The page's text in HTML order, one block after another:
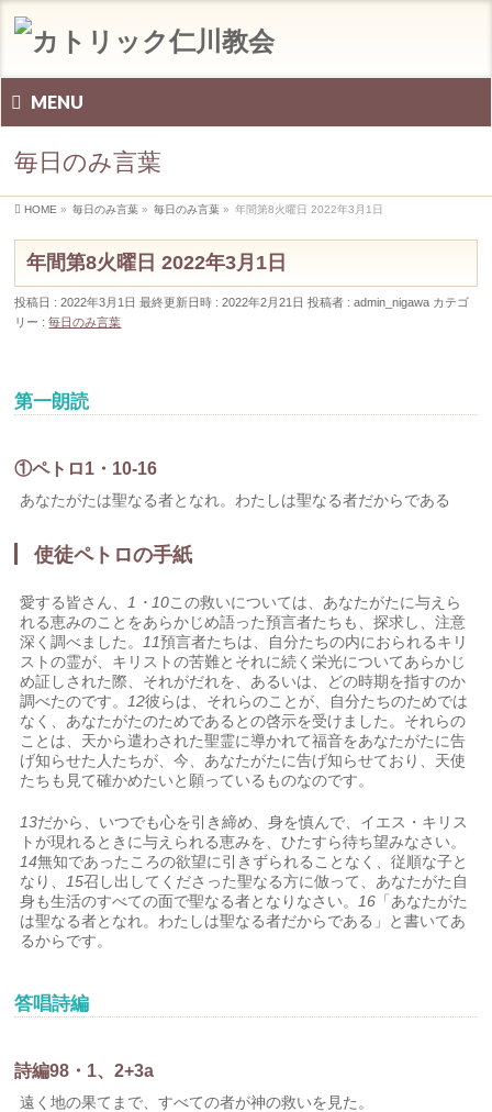
MENU
毎日のみ言葉
HOME » 毎日のみ言葉 » 毎日のみ言葉 » 年間第8火曜日 2022年3月1日
年間第8火曜日 2022年3月1日
投稿日 : 2022年3月1日 最終更新日時 : 2022年2月21日 投稿者 :admin_nigawa カテゴ
リー :毎日のみ言葉
第一朗読
①ペトロ1・10-16
あなたがたは聖なる者となれ。わたしは聖なる者だからである
使徒ペトロの手紙
愛する皆さん、 1・10この救いについては、あなたがたに与えら
れる恵みのことをあらかじめ語った預言者たちも、探求し、注意
深く調べました。 11預言者たちは、自分たちの内におられるキリ
ストの霊が、キリストの苦難とそれに続く栄光についてあらかじ
め証しされた際、それがだれを、あるいは、どの時期を指すのか
調べたのです。 12彼らは、それらのことが、自分たちのためでは
なく、あなたがたのためであるとの啓示を受けました。それらの
ことは、天から遣わされた聖霊に導かれて福音をあなたがたに告
げ知らせた人たちが、今、あなたがたに告げ知らせており、天使
たちも見て確かめたいと願っているものなのです。
13だから、いつでも心を引き締め、身を慎んで、イエス・キリス
トが現れるときに与えられる恵みを、ひたすら待ち望みなさい。
14無知であったころの欲望に引きずられることなく、従順な子と
なり、 15召し出してくださった聖なる方に倣って、あなたがた自
身も生活のすべての面で聖なる者となりなさい。 16 「あなたがた
は聖なる者となれ。わたしは聖なる者だからである」と書いてあ
るからです。
答唱詩編
詩編98・1、2+3a
遠く地の果てまで、すべての者が神の救いを見た。